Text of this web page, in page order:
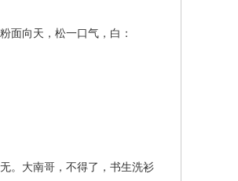
向天，松一口气，白：
。大南哥，不得了，书生洗衫